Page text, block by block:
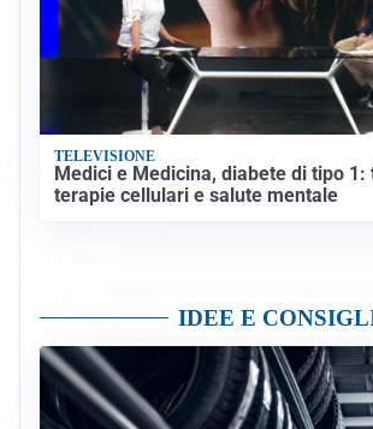
TELEVISIONE
Medici e Medicina, diabete di tipo 1:
terapie cellulari e salute mentale
IDEE E